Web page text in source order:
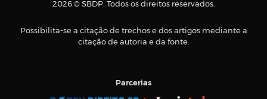
2026 © SBDP. Todos os direitos reservados.
Possibilita-se a citação de trechos e dos artigos mediante a
citação de autoria e da fonte.
Parcerias